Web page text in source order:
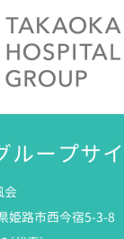
ループサ
会
姫路市西今宿5-3-8